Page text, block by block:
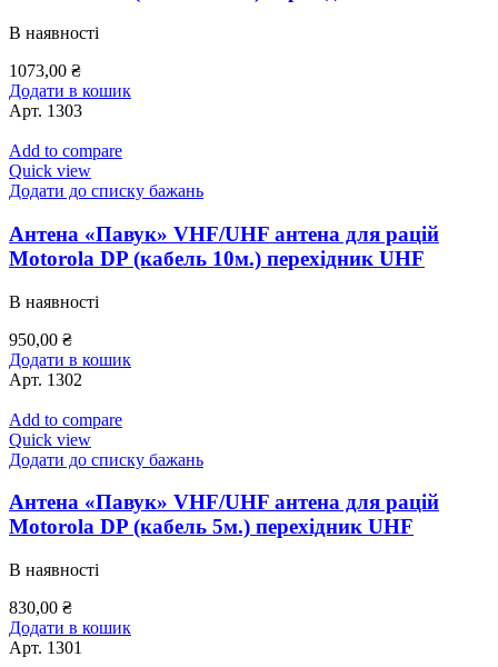
В наявності
1073,00 ₴
Додати в кошик
Арт. 1303
Add to compare
Quick view
Додати до списку бажань
Антена «Павук» VHF/UHF антена для рацій
Motorola DP (кабель 10м.) перехідник UHF
В наявності
950,00 ₴
Додати в кошик
Арт. 1302
Add to compare
Quick view
Додати до списку бажань
Антена «Павук» VHF/UHF антена для рацій
Motorola DP (кабель 5м.) перехідник UHF
В наявності
830,00 ₴
Додати в кошик
Арт. 1301